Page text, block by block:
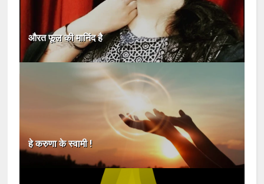
औरत फूल की मानिंद है
हे करुणा के स्वामी !